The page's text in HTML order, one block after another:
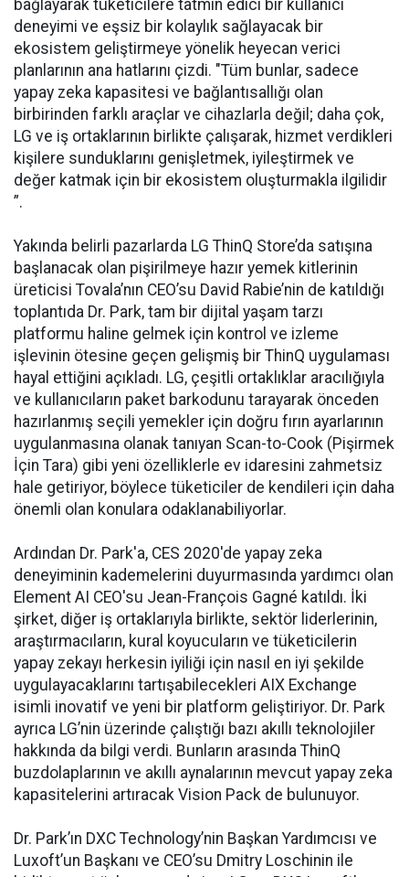
bağlayarak tüketicilere tatmin edici bir kullanıcı
deneyimi ve eşsiz bir kolaylık sağlayacak bir
ekosistem geliştirmeye yönelik heyecan verici
planlarının ana hatlarını çizdi. "Tüm bunlar, sadece
yapay zeka kapasitesi ve bağlantısallığı olan
birbirinden farklı araçlar ve cihazlarla değil; daha çok,
LG ve iş ortaklarının birlikte çalışarak, hizmet verdikleri
kişilere sunduklarını genişletmek, iyileştirmek ve
değer katmak için bir ekosistem oluşturmakla ilgilidir
”.
Yakında belirli pazarlarda LG ThinQ Store’da satışına
başlanacak olan pişirilmeye hazır yemek kitlerinin
üreticisi Tovala’nın CEO’su David Rabie’nin de katıldığı
toplantıda Dr. Park, tam bir dijital yaşam tarzı
platformu haline gelmek için kontrol ve izleme
işlevinin ötesine geçen gelişmiş bir ThinQ uygulaması
hayal ettiğini açıkladı. LG, çeşitli ortaklıklar aracılığıyla
ve kullanıcıların paket barkodunu tarayarak önceden
hazırlanmış seçili yemekler için doğru fırın ayarlarının
uygulanmasına olanak tanıyan Scan-to-Cook (Pişirmek
İçin Tara) gibi yeni özelliklerle ev idaresini zahmetsiz
hale getiriyor, böylece tüketiciler de kendileri için daha
önemli olan konulara odaklanabiliyorlar.
Ardından Dr. Park'a, CES 2020'de yapay zeka
deneyiminin kademelerini duyurmasında yardımcı olan
Element AI CEO'su Jean-François Gagné katıldı. İki
şirket, diğer iş ortaklarıyla birlikte, sektör liderlerinin,
araştırmacıların, kural koyucuların ve tüketicilerin
yapay zekayı herkesin iyiliği için nasıl en iyi şekilde
uygulayacaklarını tartışabilecekleri AIX Exchange
isimli inovatif ve yeni bir platform geliştiriyor. Dr. Park
ayrıca LG’nin üzerinde çalıştığı bazı akıllı teknolojiler
hakkında da bilgi verdi. Bunların arasında ThinQ
buzdolaplarının ve akıllı aynalarının mevcut yapay zeka
kapasitelerini artıracak Vision Pack de bulunuyor.
Dr. Park’ın DXC Technology’nin Başkan Yardımcısı ve
Luxoft’un Başkanı ve CEO’su Dmitry Loschinin ile